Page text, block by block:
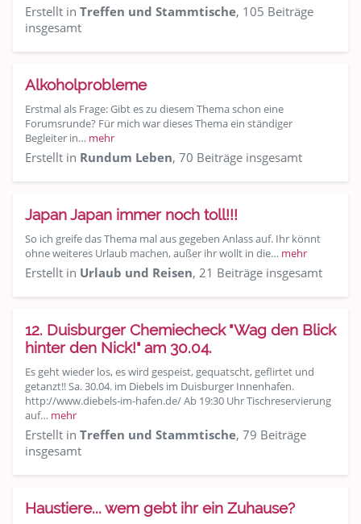
Erstellt in Treffen und Stammtische, 105 Beiträge
insgesamt
Alkoholprobleme
Erstmal als Frage: Gibt es zu diesem Thema schon eine
Forumsrunde? Für mich war dieses Thema ein ständiger
Begleiter in… mehr
Erstellt in Rundum Leben, 70 Beiträge insgesamt
Japan Japan immer noch toll!!!
So ich greife das Thema mal aus gegeben Anlass auf. Ihr könnt
ohne weiteres Urlaub machen, außer ihr wollt in die… mehr
Erstellt in Urlaub und Reisen, 21 Beiträge insgesamt
12. Duisburger Chemiecheck "Wag den Blick
hinter den Nick!" am 30.04.
Es geht wieder los, es wird gespeist, gequatscht, geflirtet und
getanzt!! Sa. 30.04. im Diebels im Duisburger Innenhafen.
http://www.diebels-im-hafen.de/ Ab 19:30 Uhr Tischreservierung
auf… mehr
Erstellt in Treffen und Stammtische, 79 Beiträge
insgesamt
Haustiere... wem gebt ihr ein Zuhause?